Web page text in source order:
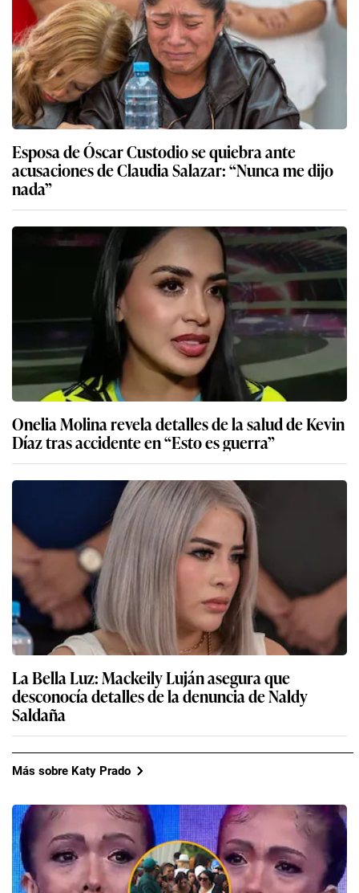
Esposa de Óscar Custodio se quiebra ante
acusaciones de Claudia Salazar: “Nunca me dijo
nada”
Onelia Molina revela detalles de la salud de Kevin
Díaz tras accidente en “Esto es guerra”
La Bella Luz: Mackeily Luján asegura que
desconocía detalles de la denuncia de Naldy
Saldaña
Más sobre Katy Prado